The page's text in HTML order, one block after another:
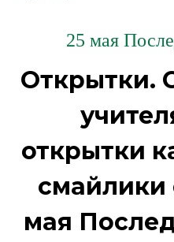
25 мая
Открытки.
открытки
смайлики
мая